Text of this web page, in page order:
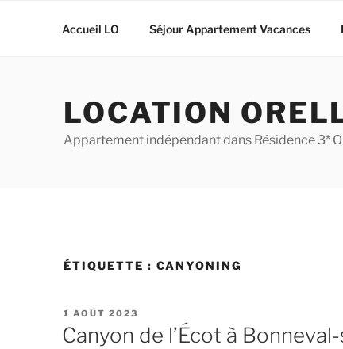
LOCATION
Appartement indépendant dans Résidence 3*
Accueil LO Séjour Appartement Vacances
ÉTIQUETTE : CANYONING
PUBLIÉ
LE
1 AOÛT 2023
Canyon de l’Écot à